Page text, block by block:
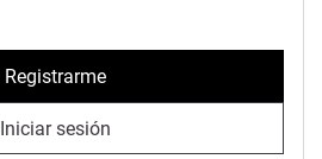
Registrarme
Iniciar sesión